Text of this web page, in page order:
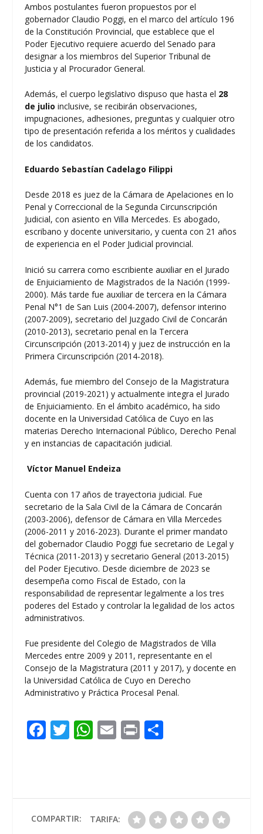
Ambos postulantes fueron propuestos por el
gobernador Claudio Poggi, en el marco del artículo 196
de la Constitución Provincial, que establece que el
Poder Ejecutivo requiere acuerdo del Senado para
designar a los miembros del Superior Tribunal de
Justicia y al Procurador General.
Además, el cuerpo legislativo dispuso que hasta el 28
de julio inclusive, se recibirán observaciones,
impugnaciones, adhesiones, preguntas y cualquier otro
tipo de presentación referida a los méritos y cualidades
de los candidatos.
Eduardo Sebastían Cadelago Filippi
Desde 2018 es juez de la Cámara de Apelaciones en lo
Penal y Correccional de la Segunda Circunscripción
Judicial, con asiento en Villa Mercedes. Es abogado,
escribano y docente universitario, y cuenta con 21 años
de experiencia en el Poder Judicial provincial.
Inició su carrera como escribiente auxiliar en el Jurado
de Enjuiciamiento de Magistrados de la Nación (1999-
2000). Más tarde fue auxiliar de tercera en la Cámara
Penal N°1 de San Luis (2004-2007), defensor interino
(2007-2009), secretario del Juzgado Civil de Concarán
(2010-2013), secretario penal en la Tercera
Circunscripción (2013-2014) y juez de instrucción en la
Primera Circunscripción (2014-2018).
Además, fue miembro del Consejo de la Magistratura
provincial (2019-2021) y actualmente integra el Jurado
de Enjuiciamiento. En el ámbito académico, ha sido
docente en la Universidad Católica de Cuyo en las
materias Derecho Internacional Público, Derecho Penal
y en instancias de capacitación judicial.
Víctor Manuel Endeiza
Cuenta con 17 años de trayectoria judicial. Fue
secretario de la Sala Civil de la Cámara de Concarán
(2003-2006), defensor de Cámara en Villa Mercedes
(2006-2011 y 2016-2023). Durante el primer mandato
del gobernador Claudio Poggi fue secretario de Legal y
Técnica (2011-2013) y secretario General (2013-2015)
del Poder Ejecutivo. Desde diciembre de 2023 se
desempeña como Fiscal de Estado, con la
responsabilidad de representar legalmente a los tres
poderes del Estado y controlar la legalidad de los actos
administrativos.
Fue presidente del Colegio de Magistrados de Villa
Mercedes entre 2009 y 2011, representante en el
Consejo de la Magistratura (2011 y 2017), y docente en
la Universidad Católica de Cuyo en Derecho
Administrativo y Práctica Procesal Penal.
F
o
o
T W
A
p
E Pr
ar
ti
COMPARTIR: TARIFA: